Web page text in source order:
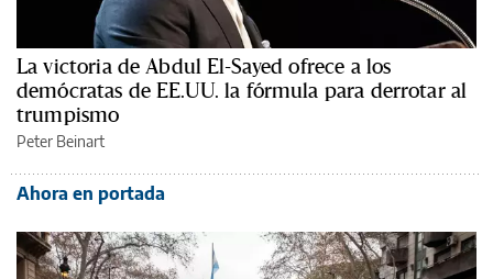
La victoria de Abdul El-Sayed ofrece a los
demócratas de EE.UU. la fórmula para derrotar al
trumpismo
Peter Beinart
Ahora en portada